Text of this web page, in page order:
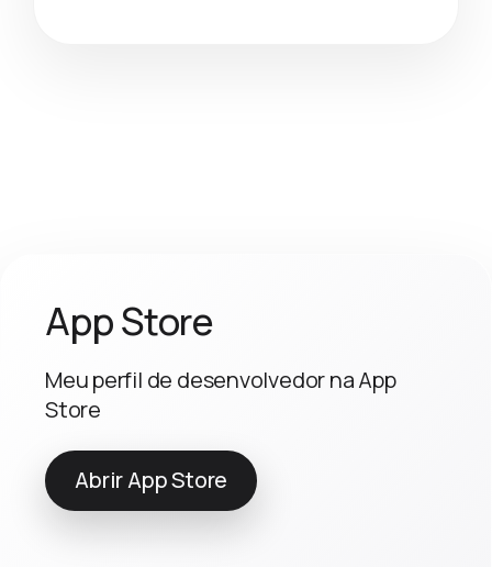
App Store
Meu perfil de desenvolvedor na App
Store
Abrir App Store